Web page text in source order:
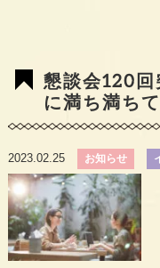
懇談会120回
に満ち満ち
2023.02.25 お知らせ